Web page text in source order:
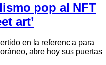
pop al NFT
art’
en la referencia para
abre hoy sus puertas